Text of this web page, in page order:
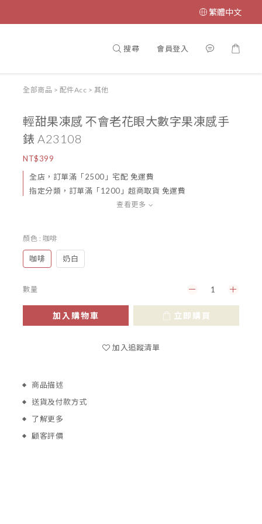
繁體中文
搜尋 會員登入
全部商品 > 配件Acc > 其他
輕甜果凍感 不會老花眼大數字果凍感手
錶 A23108
NT$399
全店，訂單滿「2500」宅配 免運費
指定分類，訂單滿「1200」超商取貨 免運費
查看更多
顏色 : 咖啡
咖啡 奶白
數量
加入購物車 立即購買
加入追蹤清單
商品描述
送貨及付款方式
了解更多
顧客評價